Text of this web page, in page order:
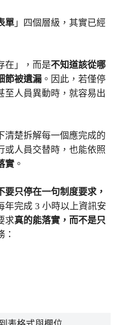
單 」四個層級，其實已經
在」，而是不知道該從哪
節被遺漏 。因此，若僅停
至人員異動時，就容易出
清楚拆解每一個應完成的
或人員交替時，也能依照
實 。
要只停在一句制度要求，
年完成 3 小時以上資訊安
求真的能落實，而不是只
：